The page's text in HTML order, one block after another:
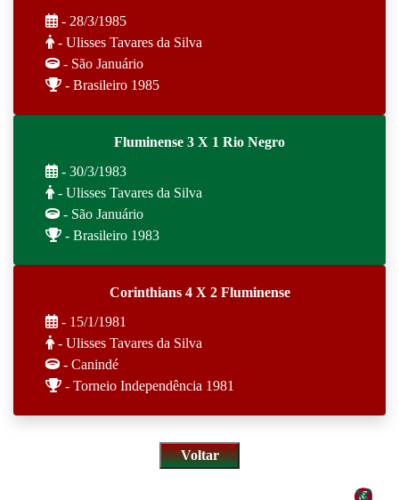
- 28/3/1985
- Ulisses Tavares da Silva
- São Januário
- Brasileiro 1985
Fluminense 3 X 1 Rio Negro
- 30/3/1983
- Ulisses Tavares da Silva
- São Januário
- Brasileiro 1983
Corinthians 4 X 2 Fluminense
- 15/1/1981
- Ulisses Tavares da Silva
- Canindé
- Torneio Independência 1981